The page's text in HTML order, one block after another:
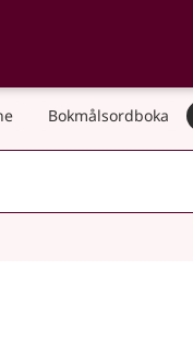
Bokmålsordboka